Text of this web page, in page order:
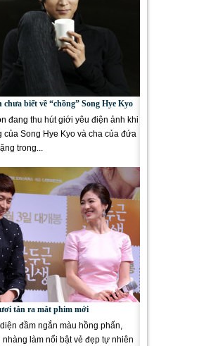
biết về “chồng” Song Hye Kyo
đang thu hút giới yêu điện ảnh khi
của Song Hye Kyo và cha của đứa
trong...
tắn ra mắt phim mới
đầm ngắn màu hồng phấn,
nhàng làm nổi bật vẻ đẹp tự nhiên